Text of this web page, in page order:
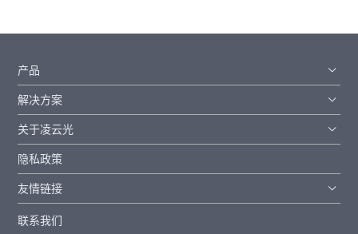
产品
解决方案
关于凌云光
隐私政策
友情链接
联系我们